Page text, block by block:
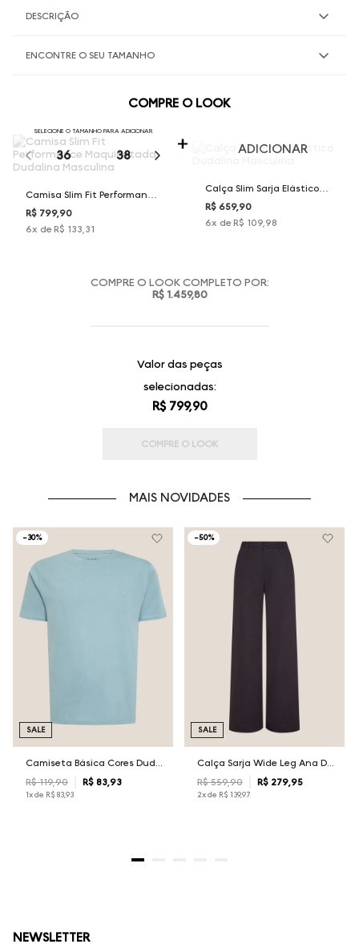
DESCRIÇÃO
ENCONTRE O SEU TAMANHO
COMPRE O LOOK
SELECIONE O TAMANHO PARA ADICIONAR
36 38 42 44
Camisa Slim Fit Performance
Maquinetada Dudalina
Masculina
R$ 799,90
6x de R$ 133,31
ADICIONAR
Calça Slim Sarja Elástico
Dudalina Masculina
R$ 659,90
6x de R$ 109,98
COMPRE O LOOK COMPLETO POR:
R$ 1.459,80
Valor das peças
selecionadas:
R$ 799,90
COMPRE O LOOK
MAIS NOVIDADES
-30%
R$ 119,90 R$ 83, 93
1x de R$ 83,93
SALE
-50%
Calça Sarja Wide Leg Ana Dudalina Feminina
R$ 559,90 R$ 279, 95
2x de R$ 139,97
SALE
NEWSLETTER